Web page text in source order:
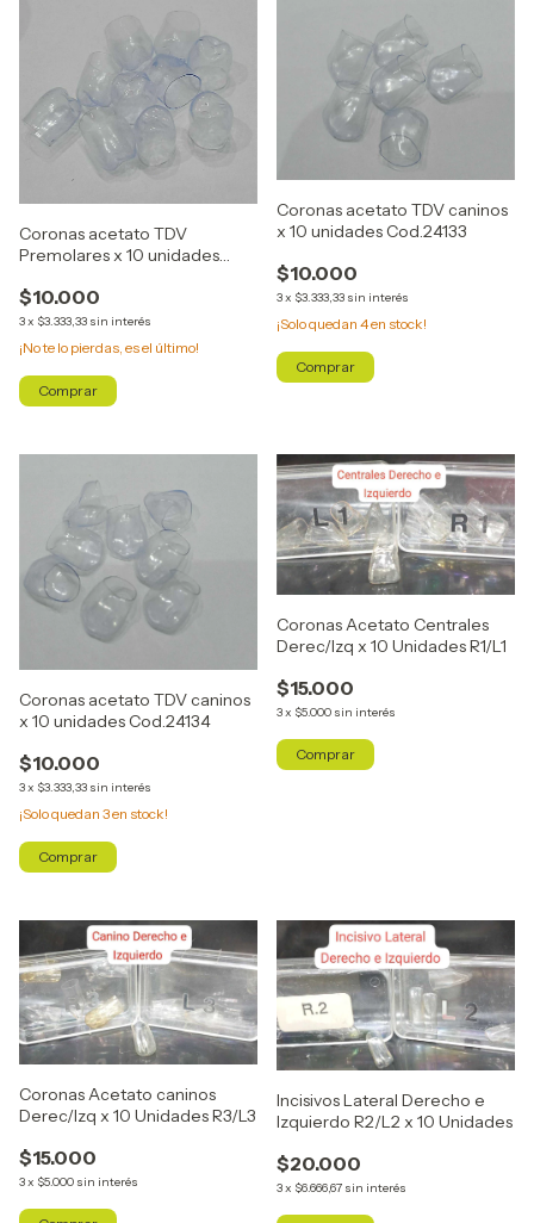
Coronas acetato TDV
Premolares x 10 unidades
$10.000
3x $3.333,33 sin interés
¡No te lo pierdas, es el último!
Coronas acetato TDV caninos
x 10 unidades Cod.24133
$10.000
3x $3.333,33 sin interés
¡Solo quedan 4en stock!
Coronas acetato TDV caninos
x 10 unidades Cod.24134
$10.000
3x $3.333,33 sin interés
¡Solo quedan 3en stock!
Coronas Acetato Centrales
Derec/Izq x 10 Unidades R1/L1
$15.000
3x $5.000 sin interés
Coronas Acetato caninos
Derec/Izq x 10 Unidades R3/L3
$15.000
3x $5.000 sin interés
Incisivos Lateral Derecho e
Izquierdo R2/L2 x 10 Unidades
$20.000
3x $6.666,67 sin interés